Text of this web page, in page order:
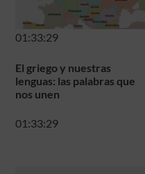
01:33:29
El griego y nuestras
lenguas: las palabras que
nos unen
01:33:29